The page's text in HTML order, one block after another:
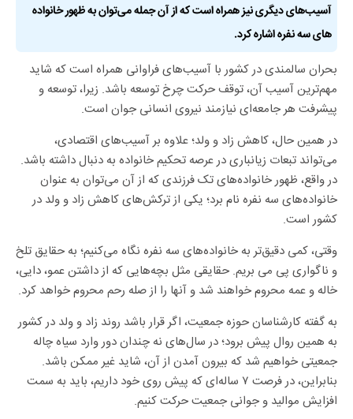
آسیب‌های دیگری نیز همراه است که از آن جمله می‌توان به ظهور خانواده
های سه نفره اشاره کرد.
بحران سالمندی در کشور با آسیب‌های فراوانی همراه است که شاید
مهم‌ترین آسیب آن، توقف حرکت چرخ توسعه باشد. زیرا، توسعه و
پیشرفت هر جامعه‌ای نیازمند نیروی انسانی جوان است.
در همین حال، کاهش زاد و ولد؛ علاوه بر آسیب‌های اقتصادی،
می‌تواند تبعات زیانباری در عرصه تحکیم خانواده به دنبال داشته باشد.
در واقع، ظهور خانواده‌های تک فرزندی که از آن می‌توان به عنوان
خانواده‌های سه نفره نام برد؛ یکی از ترکش‌های کاهش زاد و ولد در
کشور است.
وقتی، کمی دقیق‌تر به خانواده‌های سه نفره نگاه می‌کنیم؛ به حقایق تلخ
و ناگواری پی می بریم. حقایقی مثل بچه‌هایی که از داشتن عمو، دایی،
خاله و عمه محروم خواهند شد و آنها را از صله رحم محروم خواهد کرد.
به گفته کارشناسان حوزه جمعیت، اگر قرار باشد روند زاد و ولد در کشور
به همین روال پیش برود؛ در سال‌های نه چندان دور وارد سیاه چاله
جمعیتی خواهیم شد که بیرون آمدن از آن، شاید غیر ممکن باشد.
بنابراین، در فرصت ۷ ساله‌ای که پیش روی خود داریم، باید به سمت
افزایش موالید و جوانی جمعیت حرکت کنیم.